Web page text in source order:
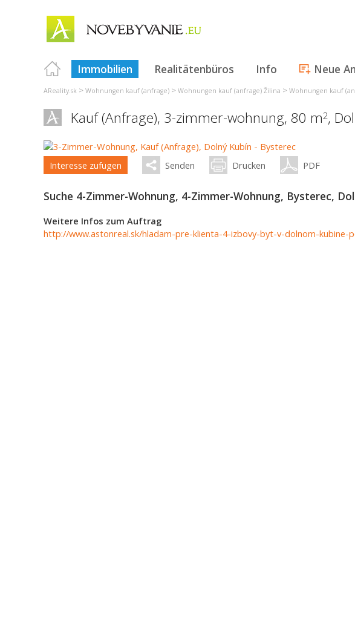
Immobilien Realitätenbüros Info Neue
AReality.sk > Wohnungen kauf (anfrage) > Wohnungen kauf (anfrage) Žilina > Wohnungen kauf
Kauf (Anfrage), 3-zimmer-wohnung, 80 m2,
Interesse zufügen Senden Drucken PDF
Suche 4-Zimmer-Wohnung, 4-Zimmer-Wohnung, Bysterec,
Weitere Infos zum Auftrag